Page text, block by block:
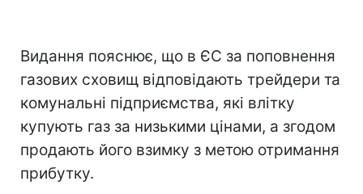
Видання пояснює, що в ЄС за поповнення
газових сховищ відповідають трейдери та
комунальні підприємства, які влітку
купують газ за низькими цінами, а згодом
продають його взимку з метою отримання
прибутку.